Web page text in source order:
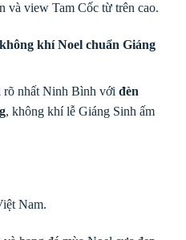
và view Tam Cốc từ trên cao.
khí Noel chuẩn Giáng
rõ nhất Ninh Bình với đèn
, không khí lễ Giáng Sinh ấm
Nam.